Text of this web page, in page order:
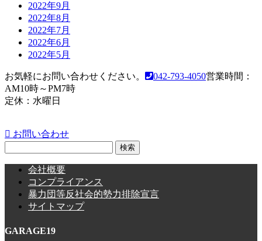
2022年9月
2022年8月
2022年7月
2022年6月
2022年5月
お気軽にお問い合わせください。 042-793-4050営業時間：
AM10時～PM7時
定休：水曜日
お問い合わせ
会社概要
コンプライアンス
暴力団等反社会的勢力排除宣言
サイトマップ
GARAGE19